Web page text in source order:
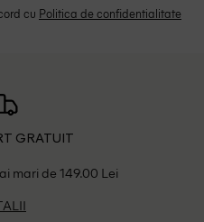
cu Politica de confidentialitate
GRATUIT
mari de 149.00 Lei